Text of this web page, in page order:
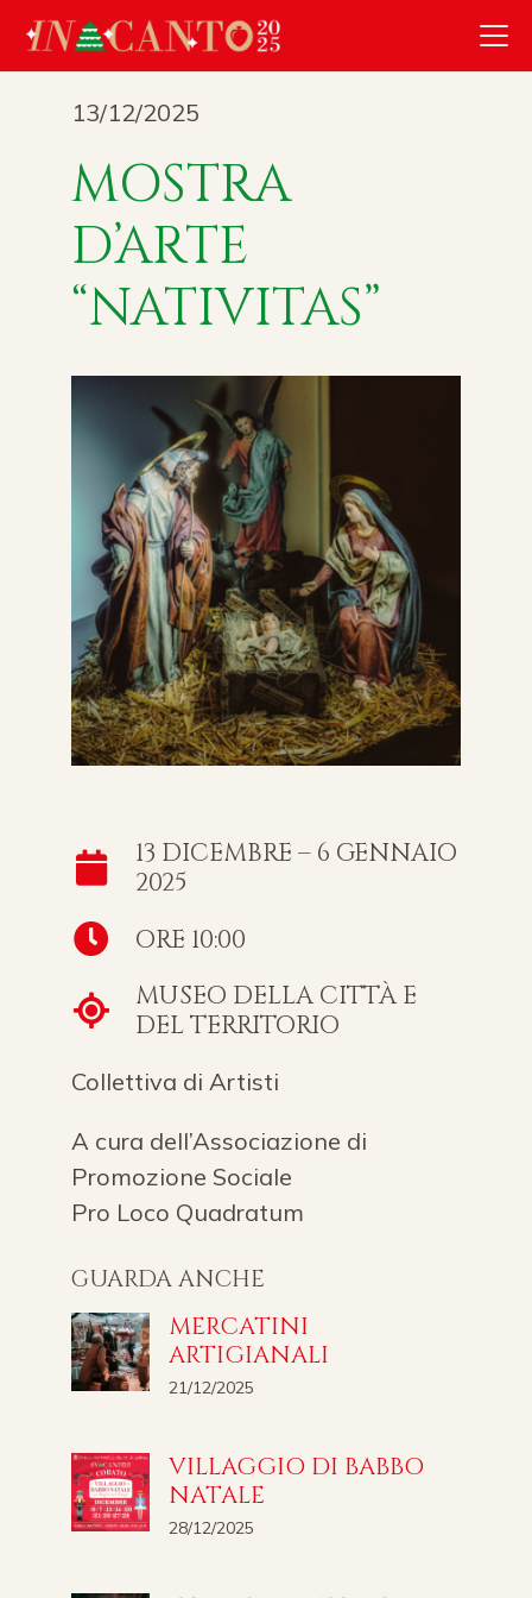
13/12/2025
MOSTRA
D’ARTE
“NATIVITAS”
13 DICEMBRE – 6 GENNAIO
2025
ORE 10:00
MUSEO DELLA CITTÀ E
DEL TERRITORIO
Collettiva di Artisti
A cura dell’Associazione di
Promozione Sociale
Pro Loco Quadratum
GUARDA ANCHE
MERCATINI
ARTIGIANALI
21/12/2025
VILLAGGIO DI BABBO
NATALE
28/12/2025